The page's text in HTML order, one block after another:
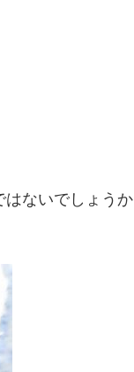
はないでしょうか